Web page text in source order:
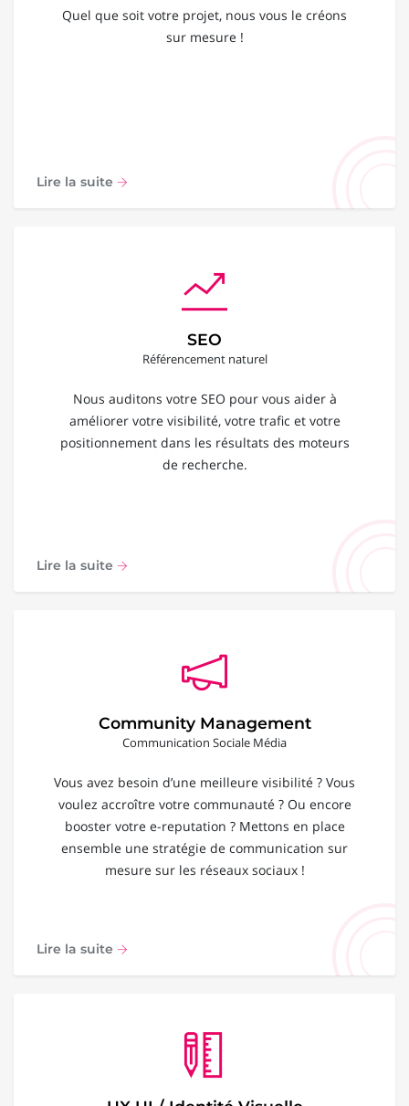
Quel que soit votre projet, nous vous le créons
sur mesure !
Lire la suite
SEO
Référencement naturel
Nous auditons votre SEO pour vous aider à
améliorer votre visibilité, votre trafic et votre
positionnement dans les résultats des moteurs
de recherche.
Lire la suite
Community Management
Communication Sociale Média
Vous avez besoin d’une meilleure visibilité ? Vous
voulez accroître votre communauté ? Ou encore
booster votre e-reputation ? Mettons en place
ensemble une stratégie de communication sur
mesure sur les réseaux sociaux !
Lire la suite